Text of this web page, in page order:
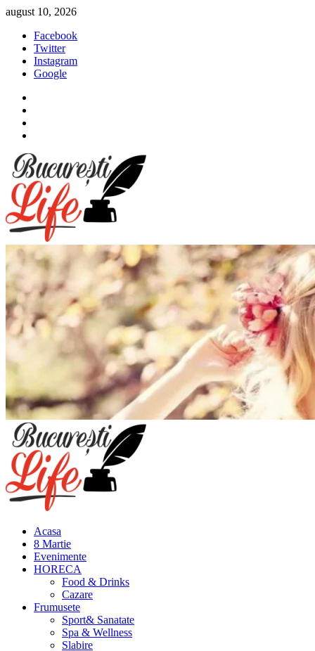
Sari
conținut
august 10, 2026
Facebook
Twitter
Instagram
Google
Meniu
principal
Acasa
8 Martie
Evenimente
HORECA
Food & Drinks
Cazare
Frumusete
Sport& Sanatate
Spa & Wellness
Slabire